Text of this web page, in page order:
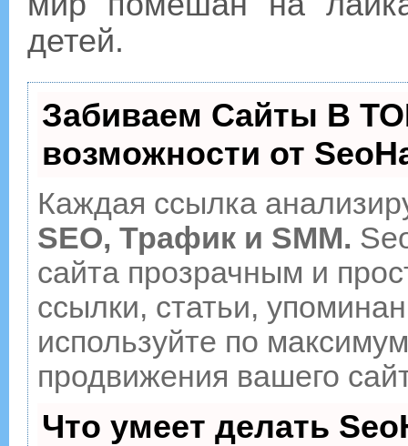
детей.
Забиваем Сайты В
возможности от
Каждая ссылка
SEO, Трафик и SMM.
сайта прозрачным и
ссылки, статьи,
используйте по
продвижения вашего
Что умеет делать